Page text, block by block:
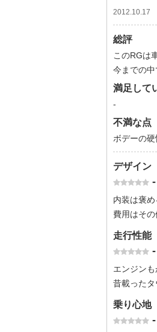
2012.10.17
総評
このRGは
今までの
満足して
-
不満な点
ボデーの
デザイン
-
内装は褒
費用はそ
走行性能
-
エンジン
昔載った
乗り心地
-